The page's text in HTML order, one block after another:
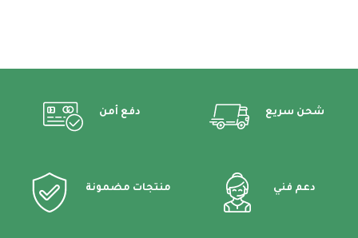
شحن سريع دفع أمن
دعم فني منتجات مضمونة